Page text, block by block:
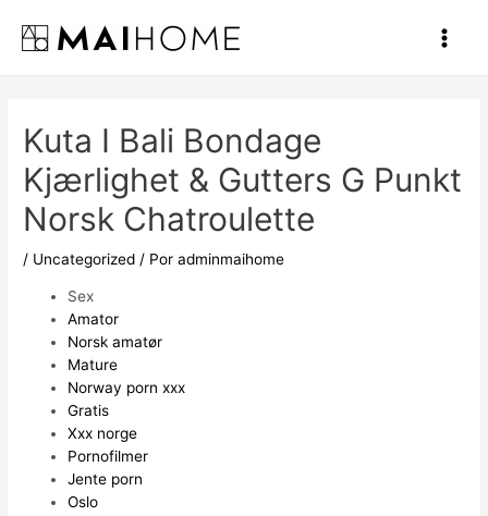
contenido
Main
Kuta I Bali Bondage
Kjærlighet & Gutters G Punkt
Norsk Chatroulette
/ Uncategorized / Poradminmaihome
Sex
Amator
Norsk amatør
Mature
Norway porn xxx
Gratis
Xxx norge
Pornofilmer
Jente porn
Oslo